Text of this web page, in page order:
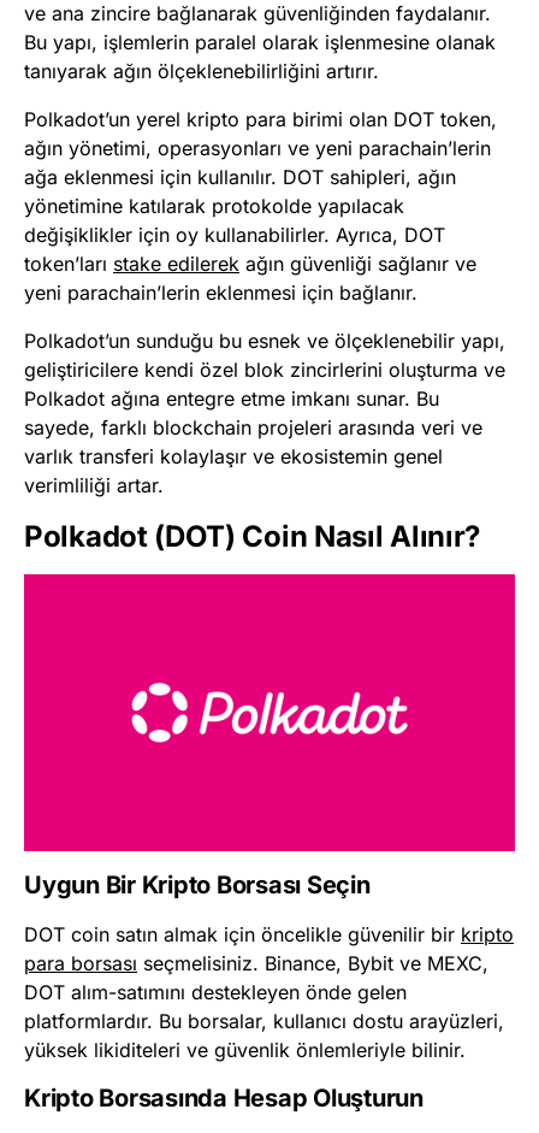
ve ana zincire bağlanarak güvenliğinden faydalanır.
Bu yapı, işlemlerin paralel olarak işlenmesine olanak
tanıyarak ağın ölçeklenebilirliğini artırır.
Polkadot’un yerel kripto para birimi olan DOT token,
ağın yönetimi, operasyonları ve yeni parachain’lerin
ağa eklenmesi için kullanılır. DOT sahipleri, ağın
yönetimine katılarak protokolde yapılacak
değişiklikler için oy kullanabilirler. Ayrıca, DOT
token’ları stake edilerek ağın güvenliği sağlanır ve
yeni parachain’lerin eklenmesi için bağlanır.
Polkadot’un sunduğu bu esnek ve ölçeklenebilir yapı,
geliştiricilere kendi özel blok zincirlerini oluşturma ve
Polkadot ağına entegre etme imkanı sunar. Bu
sayede, farklı blockchain projeleri arasında veri ve
varlık transferi kolaylaşır ve ekosistemin genel
verimliliği artar.
Polkadot (DOT) Coin Nasıl Alınır?
Uygun Bir Kripto Borsası Seçin
DOT coin satın almak için öncelikle güvenilir bir kripto
para borsası seçmelisiniz. Binance, Bybit ve MEXC,
DOT alım-satımını destekleyen önde gelen
platformlardır. Bu borsalar, kullanıcı dostu arayüzleri,
yüksek likiditeleri ve güvenlik önlemleriyle bilinir.​
Kripto Borsasında Hesap Oluşturun